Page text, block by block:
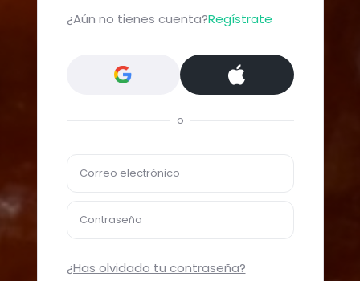
¿Aún no tienes cuenta?Regístrate
o
Correo electrónico
Contraseña
¿Has olvidado tu contraseña?